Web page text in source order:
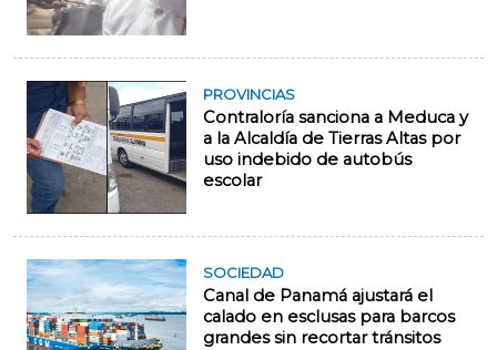
PROVINCIAS
Contraloría sanciona a Meduca y
a la Alcaldía de Tierras Altas por
uso indebido de autobús
escolar
SOCIEDAD
Canal de Panamá ajustará el
calado en esclusas para barcos
grandes sin recortar tránsitos